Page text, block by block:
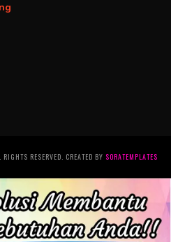
RESERVED. CREATED BY SORATEMPLATES